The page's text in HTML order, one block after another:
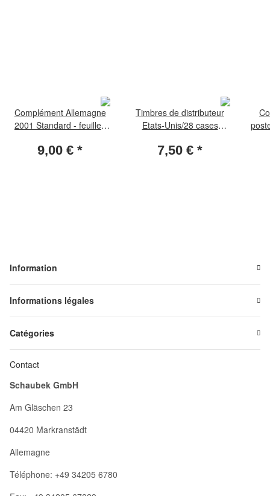
Complément Allemagne
2001 Standard - feuilles
9,00 € *
Timbres de distributeur
Etats-Unis/28 cases
7,50 € *
Information
Informations légales
Catégories
Contact
Schaubek GmbH
Am Gläschen 23
04420 Markranstädt
Allemagne
Téléphone: +49 34205 6780